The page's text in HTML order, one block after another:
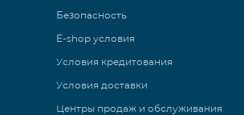
Безопасность
E-shop условия
Условия кредитования
Условия доставки
Центры продаж и обслуживания